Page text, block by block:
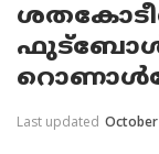
ഫുട്‌ബോൾ
Last updated October